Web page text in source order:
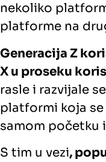
nekoliko
platforme na
Generacija Z
X u proseku
rasle i razvijale
platformi koja
samom početku
S tim u vezi,